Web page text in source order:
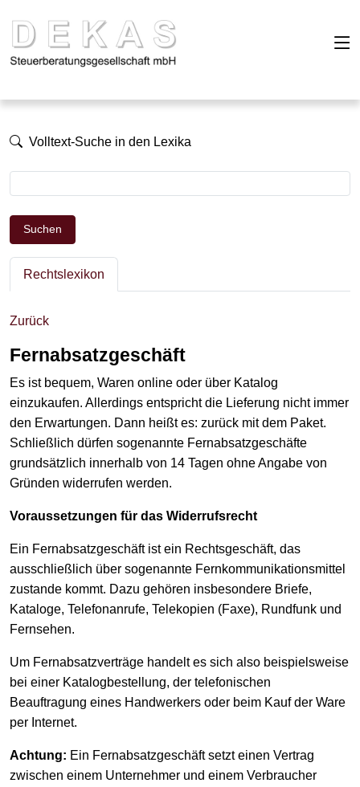
Volltext-Suche in den Lexika
Suchen
Rechtslexikon
Zurück
Fernabsatzgeschäft
Es ist bequem, Waren online oder über Katalog
einzukaufen. Allerdings entspricht die Lieferung nicht immer
den Erwartungen. Dann heißt es: zurück mit dem Paket.
Schließlich dürfen sogenannte Fernabsatzgeschäfte
grundsätzlich innerhalb von 14 Tagen ohne Angabe von
Gründen widerrufen werden.
Voraussetzungen für das Widerrufsrecht
Ein Fernabsatzgeschäft ist ein Rechtsgeschäft, das
ausschließlich über sogenannte Fernkommunikationsmittel
zustande kommt. Dazu gehören insbesondere Briefe,
Kataloge, Telefonanrufe, Telekopien (Faxe), Rundfunk und
Fernsehen.
Um Fernabsatzverträge handelt es sich also beispielsweise
bei einer Katalogbestellung, der telefonischen
Beauftragung eines Handwerkers oder beim Kauf der Ware
per Internet.
Achtung: Ein Fernabsatzgeschäft setzt einen Vertrag
zwischen einem Unternehmer und einem Verbraucher